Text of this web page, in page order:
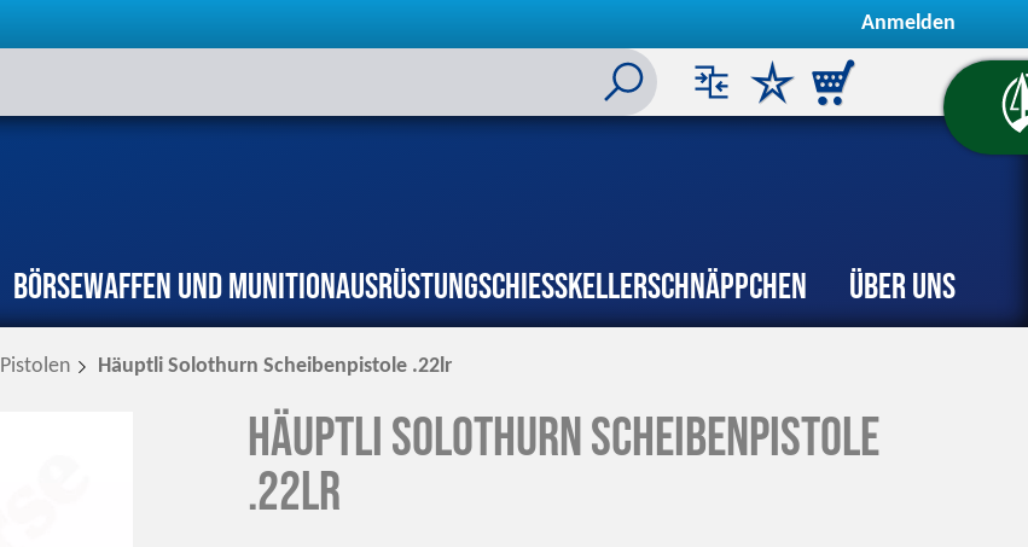
Anmelden
BörseWaffen und MunitionAusrüstungSchiesskellerSchnäppchen Über uns
Pistolen Häuptli Solothurn Scheibenpistole .22lr
Häuptli Solothurn Scheibenpistole
.22lr